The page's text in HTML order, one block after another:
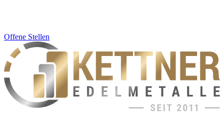
Offene Stellen